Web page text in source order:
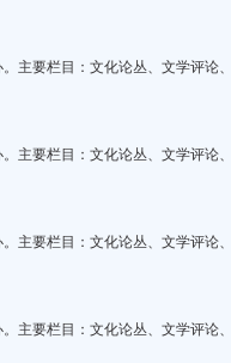
主要栏目：文化论丛、文学评论
主要栏目：文化论丛、文学评论
主要栏目：文化论丛、文学评论
主要栏目：文化论丛、文学评论